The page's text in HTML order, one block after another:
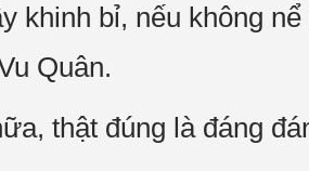
khinh bỉ, nếu không
Quân.
thật đúng là đáng